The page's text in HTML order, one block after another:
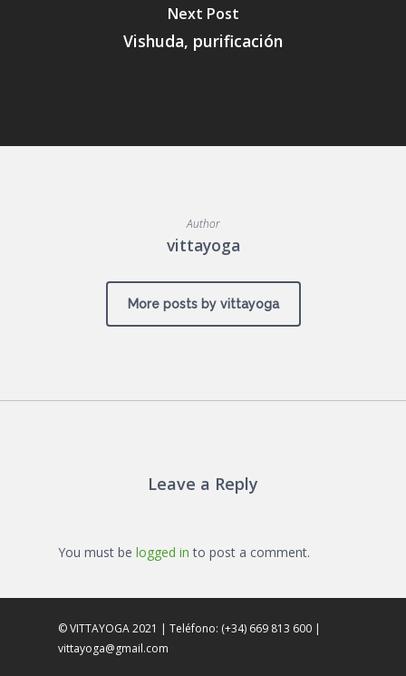
Next Post
Vishuda, purificación
Author
vittayoga
More posts by vittayoga
Leave a Reply
You must be logged in to post a comment.
© VITTAYOGA 2021 | Teléfono: (+34) 669 813 600 |
vittayoga@gmail.com